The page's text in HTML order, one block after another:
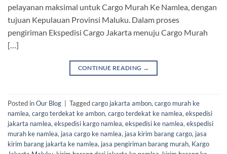
pelayanan maksimal untuk Cargo Murah Ke Namlea, dengan
tujuan Kepulauan Provinsi Maluku. Dalam proses
pengiriman Ekspedisi Cargo Jakarta menuju Cargo Murah
[…]
CONTINUE READING →
Posted inOur Blog Taggedcargo jakarta ambon, cargo murah ke
namlea, cargo terdekat ke ambon, cargo terdekat ke namlea, ekspedisi
jakarta namlea, ekspedisi kargo namlea, ekspedisi ke namlea, ekspedisi
murah ke namlea, jasa cargo ke namlea, jasa kirim barang cargo, jasa
kirim barang jakarta ke namlea, jasa pengiriman barang murah, Kargo